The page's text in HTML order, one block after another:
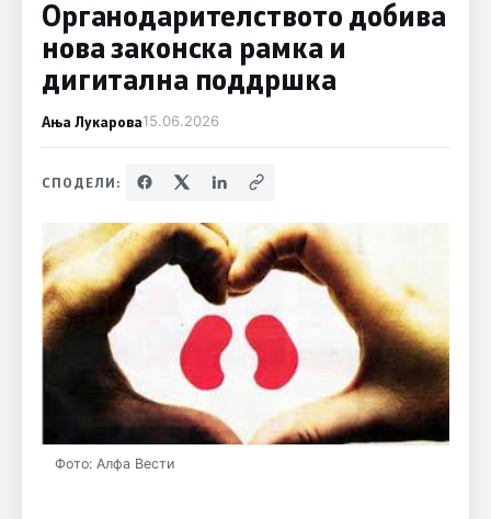
Органодарителството добива
нова законска рамка и
дигитална поддршка
Ања Лукарова15.06.2026
СПОДЕЛИ:
Фото: Алфа Вести